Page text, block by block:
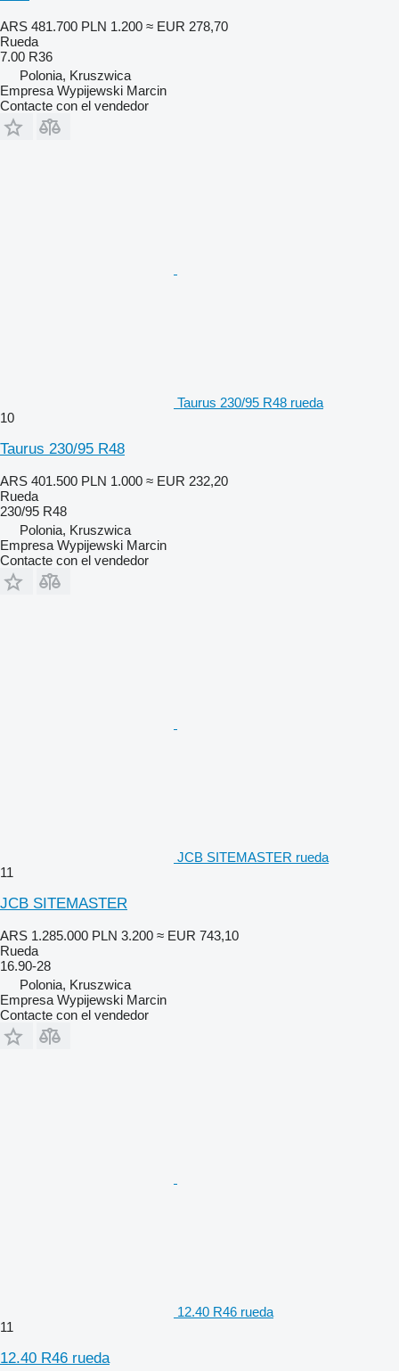
ARS 481.700 PLN 1.200 ≈ EUR 278,70
Rueda
7.00 R36
Polonia, Kruszwica
Empresa Wypijewski Marcin
Contacte con el vendedor
Taurus 230/95 R48 rueda
10
Taurus 230/95 R48
ARS 401.500 PLN 1.000 ≈ EUR 232,20
Rueda
230/95 R48
Polonia, Kruszwica
Empresa Wypijewski Marcin
Contacte con el vendedor
JCB SITEMASTER rueda
11
JCB SITEMASTER
ARS 1.285.000 PLN 3.200 ≈ EUR 743,10
Rueda
16.90-28
Polonia, Kruszwica
Empresa Wypijewski Marcin
Contacte con el vendedor
12.40 R46 rueda
11
12.40 R46 rueda